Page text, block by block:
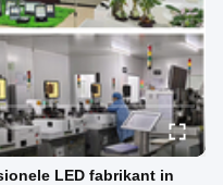
LED fabrikant in